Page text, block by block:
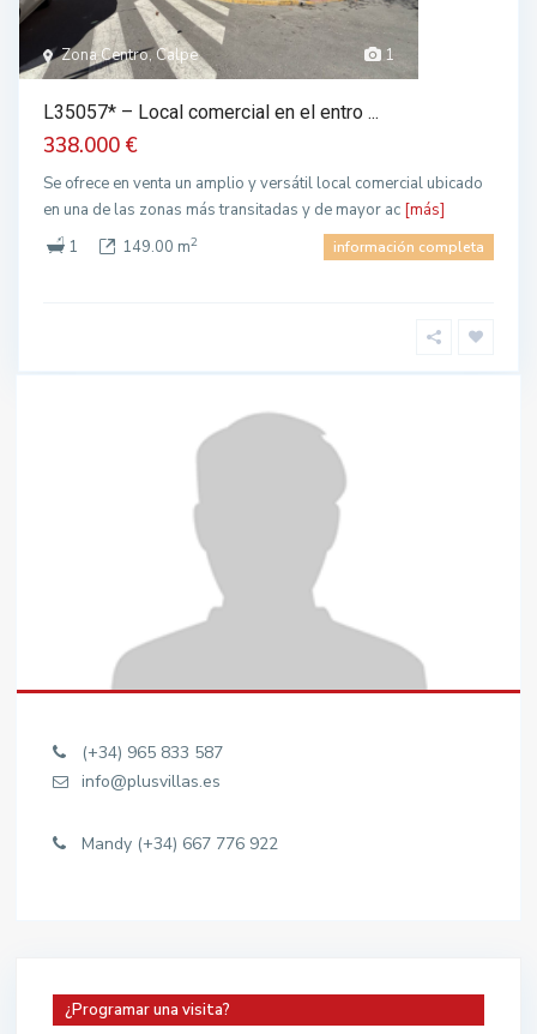
1
Zona Centro, Calpe
L35057* – Local comercial en el entro ...
338.000 €
Se ofrece en venta un amplio y versátil local comercial ubicado
en una de las zonas más transitadas y de mayor ac [más]
1
149.00 m2 información completa
(+34) 965 833 587
info@plusvillas.es
Mandy (+34) 667 776 922
¿Programar una visita?